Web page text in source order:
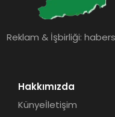
Reklam & İşbirliği:
Hakkımızda
Künyeİletişim